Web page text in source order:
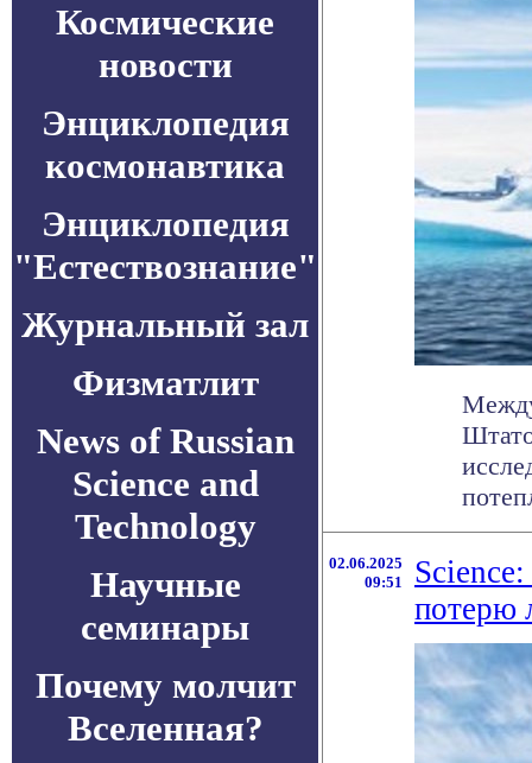
Космические
новости
Энциклопедия
космонавтика
Энциклопедия
"Естествознание"
Журнальный зал
Физматлит
News of Russian
Science and
Technology
Научные
семинары
Почему молчит
Вселенная?
02.06.2025
09:51
потерю